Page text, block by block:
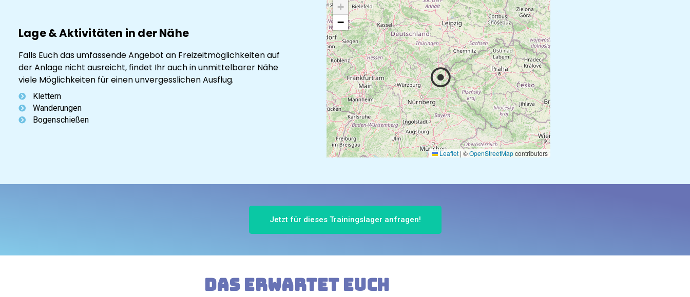
Lage & Aktivitäten in der Nähe
Falls Euch das umfassende Angebot an Freizeitmöglichkeiten auf
der Anlage nicht ausreicht, findet Ihr auch in unmittelbarer Nähe
viele Möglichkeiten für einen unvergesslichen Ausflug.
Klettern
Wanderungen
Bogenschießen
+
−
Leaflet | ©OpenStreetMapcontributors
Jetzt für dieses Trainingslager anfragen!
Das erwartet Euch